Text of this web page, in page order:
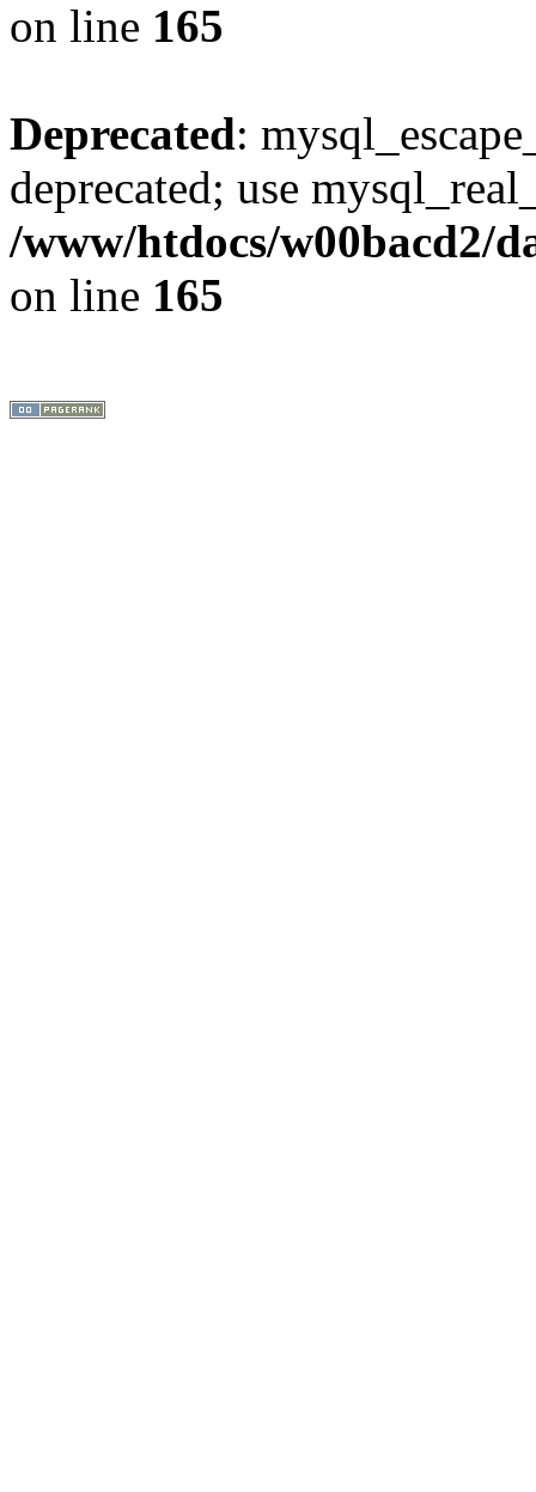
on line 165
Deprecated:
deprecated; use
/www/htdocs/w00bacd2/
on line 165